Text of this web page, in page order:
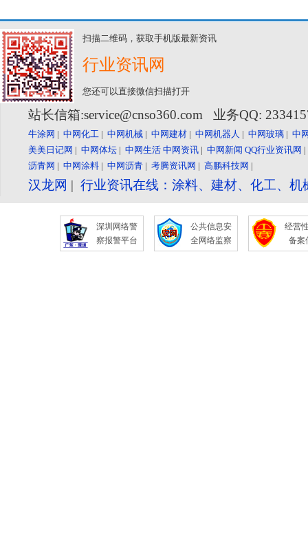
扫描二维码，获取手机版最新资讯
行业资讯网
您还可以直接微信扫描打开
站长信箱:service@cnso360.com 业务QQ:
牛涂网 | 中网化工 | 中网机械 | 中网建材 | 中网机器人 | 中网玻璃 | 中
美美日记网 | 中网体坛 | 中网生活 中网资讯 | 中网新闻 QQ行业资讯网
沥青网 | 中网涂料 | 中网沥青 | 考腾资讯网 | 高鹏科技网 |
汉龙网 | 行业资讯在线：涂料、建材、化工、
深圳网络警
察报警平台
公共信息安
全网络监察
经营
备案